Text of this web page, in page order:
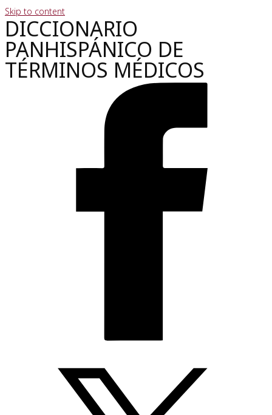
Skip to content
DICCIONARIO
PANHISPÁNICO DE
TÉRMINOS MÉDICOS